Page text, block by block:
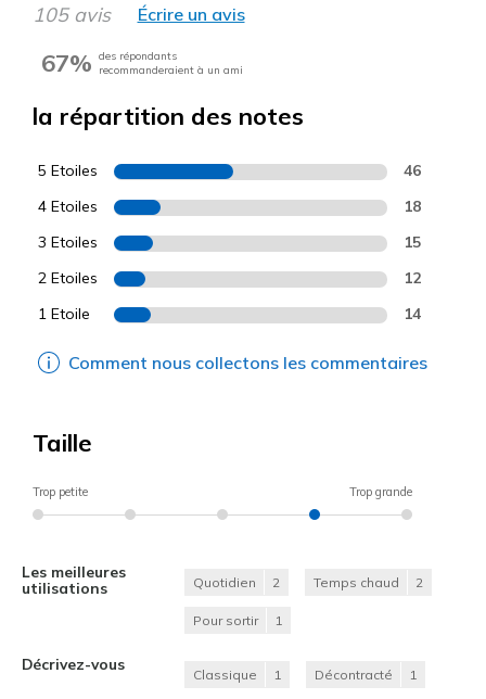
105 avis Écrire un avis
67% des répondants
recommanderaient à un ami
la répartition des notes
5 Etoiles 46
4 Etoiles 18
3 Etoiles 15
2 Etoiles 12
1 Etoile 14
Comment nous collectons les commentaires
Taille
Trop petite Trop grande
Les meilleures
utilisations
Quotidien 2 Temps chaud 2
Pour sortir 1
Décrivez-vous
Classique 1 Décontracté 1